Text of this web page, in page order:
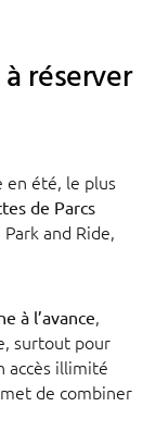
réserver
en été, le plus
de Parcs
and Ride,
à l’avance,
surtout pour
accès illimité
de combiner